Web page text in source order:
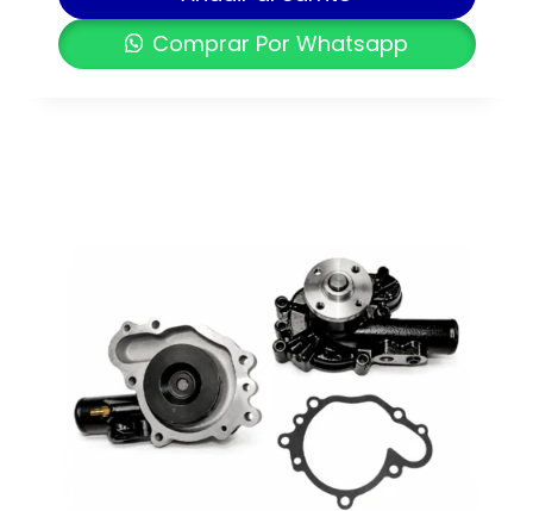
Comprar Por Whatsapp